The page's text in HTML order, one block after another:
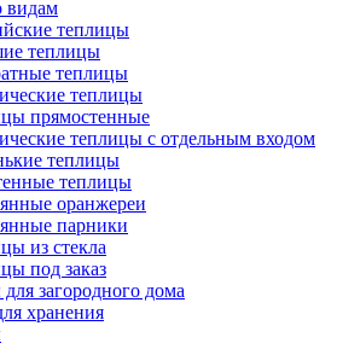
видам
теплицы
теплицы
теплицы
теплицы
прямостенные
теплицы с отдельным входом
теплицы
теплицы
оранжереи
парники
из стекла
под заказ
загородного дома
хранения